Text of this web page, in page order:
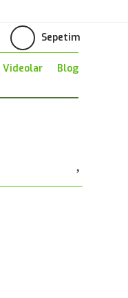
Sepetim
Videolar Blog